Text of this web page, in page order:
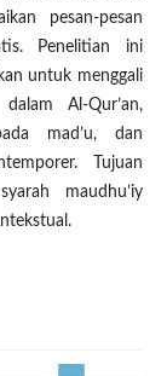
pesan-pesan
Penelitian ini
untuk menggali
Al-Qur’an,
mad’u, dan
Tujuan
maudhu’iy